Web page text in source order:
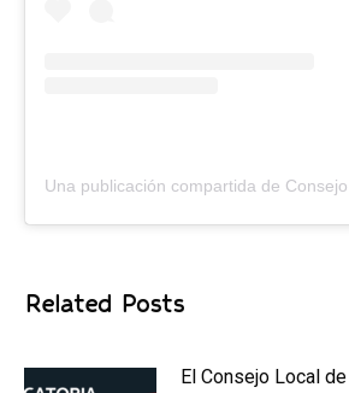
Related Posts
El Consejo Local